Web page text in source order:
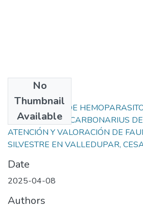
No
Thumbnail
Available
PREVALENCIA DE
CHELONNOIDIS CARBONARIUS
ATENCIÓN Y VALORACIÓN DE
SILVESTRE EN VALLEDUPAR,
Date
2025-04-08
Authors